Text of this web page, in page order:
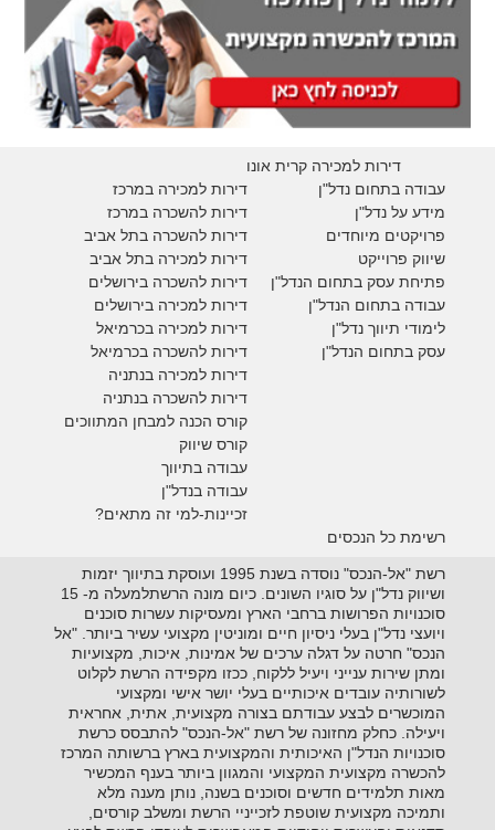
דירות למכירה קרית אונו
דירות למכירה במרכז
דירות להשכרה במרכז
דירות להשכרה בתל אביב
דירות למכירה בתל אביב
דירות להשכרה בירושלים
דירות למכירה בירושלים
דירות למכירה בכרמיאל
דירות להשכרה בכרמיאל
דירות למכירה בנתניה
דירות להשכרה בנתניה
קורס הכנה למבחן המתווכים
קורס שיווק
עבודה בתיווך
עבודה בנדל"ן
זכיינות-למי זה מתאים?
עבודה בתחום נדל"ן
מידע על נדל"ן
פרויקטים מיוחדים
שיווק פרוייקט
פתיחת עסק בתחום הנדל"ן
עבודה בתחום הנדל"ן
לימודי תיווך נדל"ן
עסק בתחום הנדל"ן
רשימת כל הנכסים
רשת "אל-הנכס" נוסדה בשנת 1995 ועוסקת בתיווך יזמות
ושיווק נדל"ן על סוגיו השונים. כיום מונה הרשתלמעלה מ- 15
סוכנויות הפרושות ברחבי הארץ ומעסיקות עשרות סוכנים
ויועצי נדל"ן בעלי ניסיון חיים ומוניטין מקצועי עשיר ביותר. "אל
הנכס" חרטה על דגלה ערכים של אמינות, איכות, מקצועיות
ומתן שירות ענייני ויעיל ללקוח, ככזו מקפידה הרשת לקלוט
לשורותיה עובדים איכותיים בעלי יושר אישי ומקצועי
המוכשרים לבצע עבודתם בצורה מקצועית, אתית, אחראית
ויעילה. כחלק מחזונה של רשת "אל-הנכס" להתבסס כרשת
סוכנויות הנדל"ן האיכותית והמקצועית בארץ ברשותה המרכז
להכשרה מקצועית המקצועי והמגוון ביותר בענף המכשיר
מאות תלמידים חדשים וסוכנים בשנה, נותן מענה מלא
ותמיכה מקצועית שוטפת לזכייניי הרשת ומשלב קורסים,